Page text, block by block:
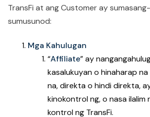
TransFi at ang Customer ay
sumusunod:
Mga Kahulugan
“Affiliate” ay
kasalukuyan o hinaharap
na, direkta o hindi direkta,
kinokontrol ng, o nasa ilalim
kontrol ng TransFi.